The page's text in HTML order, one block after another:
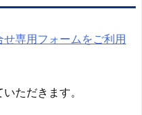
専用フォームをご利用
ただきます。